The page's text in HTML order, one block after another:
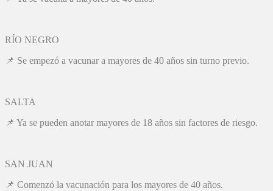
RÍO NEGRO
📌 Se empezó a vacunar a mayores de 40 años sin turno previo.
SALTA
📌 Ya se pueden anotar mayores de 18 años sin factores de riesgo.
SAN JUAN
📌 Comenzó la vacunación para los mayores de 40 años.